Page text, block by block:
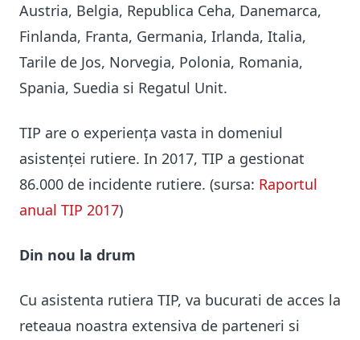
Austria, Belgia, Republica Ceha, Danemarca,
Finlanda, Franta, Germania, Irlanda, Italia,
Tarile de Jos, Norvegia, Polonia, Romania,
Spania, Suedia si Regatul Unit.
TIP are o experiența vasta in domeniul
asistenței rutiere. In 2017, TIP a gestionat
86.000 de incidente rutiere. (sursa: Raportul
anual TIP 2017)
Din nou la drum
Cu asistenta rutiera TIP, va bucurati de acces la
reteaua noastra extensiva de parteneri si